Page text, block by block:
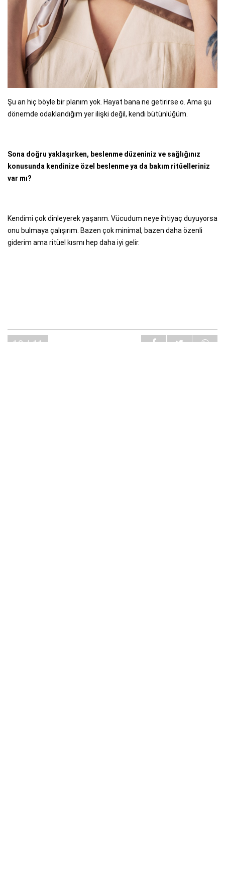
Şu an hiç böyle bir planım yok. Hayat bana ne getirirse o. Ama şu
dönemde odaklandığım yer ilişki değil, kendi bütünlüğüm.
Sona doğru yaklaşırken, beslenme düzeniniz ve sağlığınız
konusunda kendinize özel beslenme ya da bakım ritüelleriniz
var mı?
Kendimi çok dinleyerek yaşarım. Vücudum neye ihtiyaç duyuyorsa
onu bulmaya çalışırım. Bazen çok minimal, bazen daha özenli
giderim ama ritüel kısmı hep daha iyi gelir.
12 / 11